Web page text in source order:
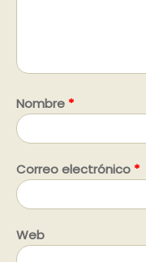
Nombre *
Correo electrónico *
Web